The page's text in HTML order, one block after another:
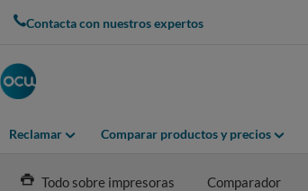
Contacta con nuestros expertos
Reclamar Comparar productos y precios
Todo sobre impresoras Comparador